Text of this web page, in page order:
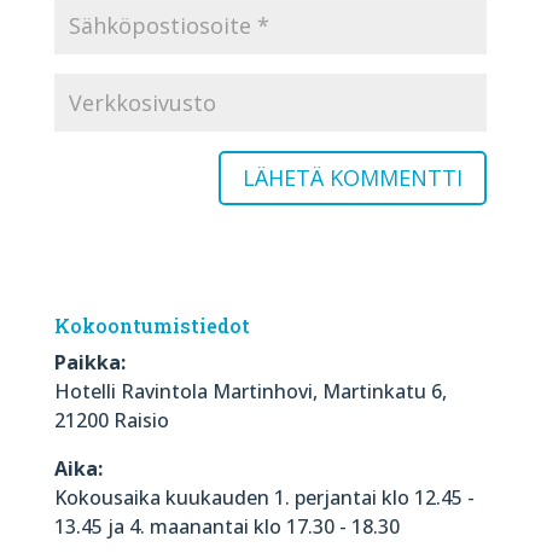
Kokoontumistiedot
Paikka:
Hotelli Ravintola Martinhovi, Martinkatu 6,
21200 Raisio
Aika:
Kokousaika kuukauden 1. perjantai klo 12.45 -
13.45 ja 4. maanantai klo 17.30 - 18.30